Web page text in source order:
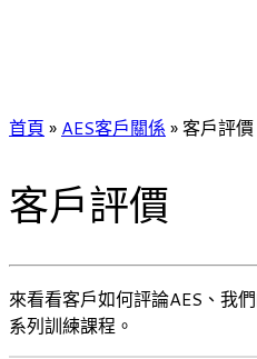
首頁 » AES客戶關係 »客戶評價
客戶評價
來看看客戶如何評論AES、我
系列訓練課程。